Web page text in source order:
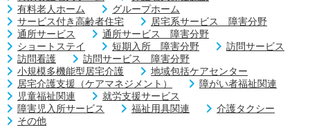
有料老人ホーム
グループホーム
サービス付き高齢者住宅
居宅系サービス 障害分野
通所サービス
通所サービス 障害分野
ショートステイ
短期入所 障害分野
訪問サービス
訪問看護
訪問サービス 障害分野
小規模多機能型居宅介護
地域包括ケアセンター
居宅介護支援（ケアマネジメント）
障がい者福祉関連
児童福祉関連
就労支援サービス
障害児入所サービス
福祉用具関連
介護タクシー
その他